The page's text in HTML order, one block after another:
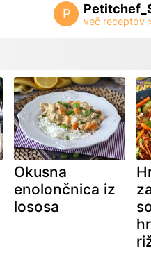
P
Okusna
enolončnica iz
lososa